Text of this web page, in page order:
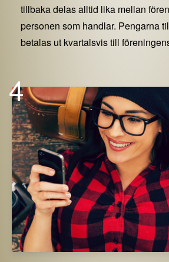
tillbaka delas alltid lika mellan
personen som handlar. Pengarna
betalas ut kvartalsvis till
4